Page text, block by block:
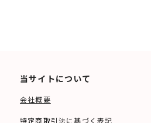
当サイトについて
会社概要
特定商取引法に基づく表記